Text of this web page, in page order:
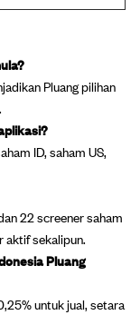
Pluang pilihan
ID, saham US,
22 screener saham
aktif sekalipun.
Pluang
untuk jual, setara